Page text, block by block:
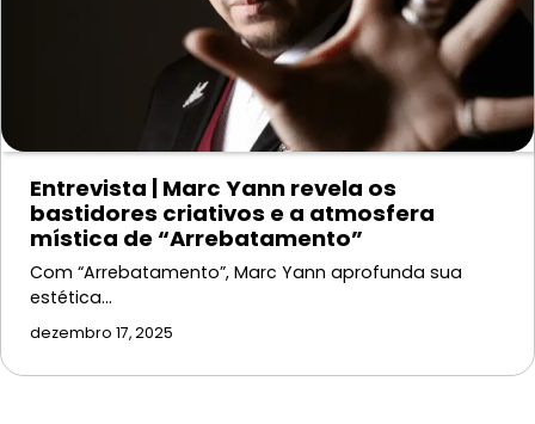
Entrevista | Marc Yann revela os
bastidores criativos e a atmosfera
mística de “Arrebatamento”
Com “Arrebatamento”, Marc Yann aprofunda sua
estética…
dezembro 17, 2025